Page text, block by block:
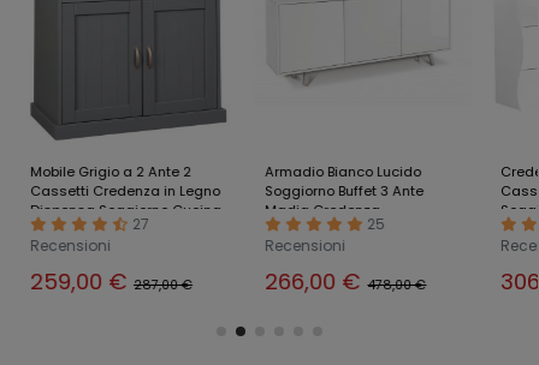
Mobile Grigio a 2 Ante 2
Cassetti Credenza in Legno
Dispensa Soggiorno Cucina
27
Recensioni
259,00 € 287,00 €
Armadio Bianco Lucido
Soggiorno Buffet 3 Ante
Madia Credenza
Contenitore
25
Recensioni
266,00 €478,00 €